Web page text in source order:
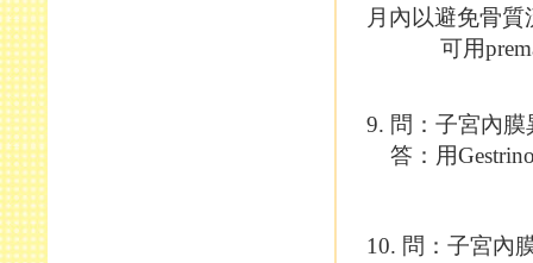
月內以避免骨
可用
9. 問：子宮內膜
答：用
10. 問：子宮內